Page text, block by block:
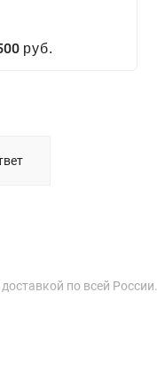
руб.
по всей России.